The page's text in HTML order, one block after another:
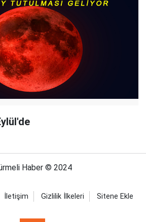
Haber © 2024
İletişim Gizlilik İlkeleri Sitene Ekle